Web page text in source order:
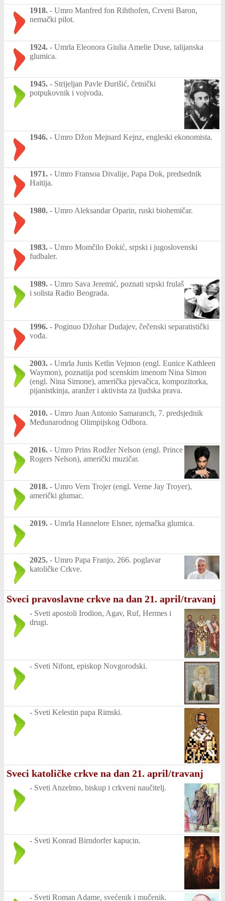
1918. - Umro Manfred fon Rihthofen, Crveni Baron,
nemački pilot.
1924. - Umrla Eleonora Giulia Amelie Duse, talijanska
glumica.
1945. - Strijeljan Pavle Đurišić, četnički
potpukovnik i vojvoda.
1946. - Umro Džon Mejnard Kejnz, engleski ekonomista.
1971. - Umro Fransoa Divalije, Papa Dok, predsednik
Haitija.
1980. - Umro Aleksandar Oparin, ruski biohemičar.
1983. - Umro Momčilo Đokić, srpski i jugoslovenski
fudbaler.
1989. - Umro Sava Jeremić, poznati srpski frulaš
i solista Radio Beograda.
1996. - Poginuo Džohar Dudajev, čečenski separatistički
vođa.
2003. - Umrla Junis Ketlin Vejmon (engl. Eunice Kathleen
Waymon), poznatija pod scenskim imenom Nina Simon
(engl. Nina Simone), američka pjevačica, kompozitorka,
pijanistkinja, aranžer i aktivista za ljudska prava.
2010. - Umro Juan Antonio Samaranch, 7. predsjednik
Međunarodnog Olimpijskog Odbora.
2016. - Umro Prins Rodžer Nelson (engl. Prince
Rogers Nelson), američki muzičar.
2018. - Umro Vern Trojer (engl. Verne Jay Troyer),
američki glumac.
2019. - Umrla Hannelore Elsner, njemačka glumica.
2025. - Umro Papa Franjo, 266. poglavar
katoličke Crkve.
Sveci pravoslavne crkve na dan 21. april/travanj
- Sveti apostoli Irodion, Agav, Ruf, Hermes i
drugi.
- Sveti Nifont, episkop Novgorodski.
- Sveti Kelestin papa Rimski.
Sveci katoličke crkve na dan 21. april/travanj
- Sveti Anzelmo, biskup i crkveni naučitelj.
- Sveti Konrad Birndorfer kapucin.
- Sveti Roman Adame, svećenik i mučenik.